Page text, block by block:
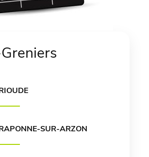
SUR-ARZON